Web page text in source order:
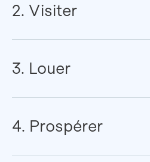
2. Visiter
3. Louer
4. Prospérer